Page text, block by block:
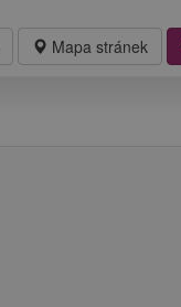
Mapa stránek